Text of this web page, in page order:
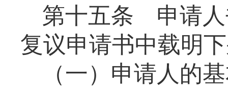
第十五条 申请人
复议申请书中载明
（一）申请人的